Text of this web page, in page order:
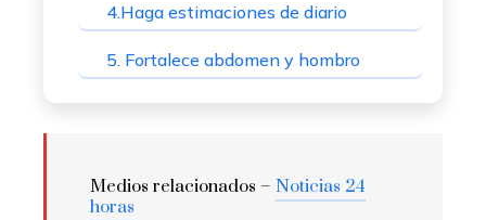
4.Haga estimaciones de diario
5. Fortalece abdomen y hombro
Medios relacionados – Noticias 24
horas